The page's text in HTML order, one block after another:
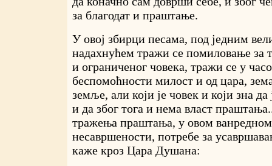
за благодат и праштање.
У овој збирци песама, под једним
надахнућем тражи се помиловање за
и ограниченог човека, тражи се у
беспомоћности милост и од цара,
земље, али који је човек и који зна
и да због тога и нема власт
тражења праштања, у овом
несавршености, потребе за
каже кроз Цара Душана: